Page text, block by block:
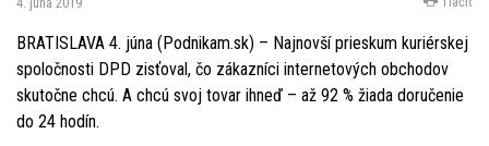
BRATISLAVA 4. júna (Podnikam.sk) – Najnovší prieskum kuriérskej
spoločnosti DPD zisťoval, čo zákazníci internetových obchodov
skutočne chcú. A chcú svoj tovar ihneď – až 92 % žiada doručenie
do 24 hodín.